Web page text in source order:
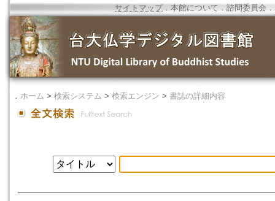
サイトマップ．本館について ． 諮問委員会 ．
． ホーム > 検索システム > 検索エンジン > 書誌の詳細内容